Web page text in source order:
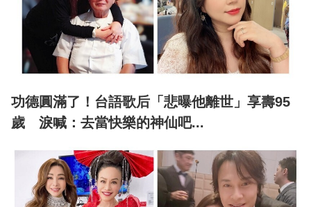
功德圓滿了！台語歌后「悲曝他離世」享壽95
歲 淚喊：去當快樂的神仙吧...